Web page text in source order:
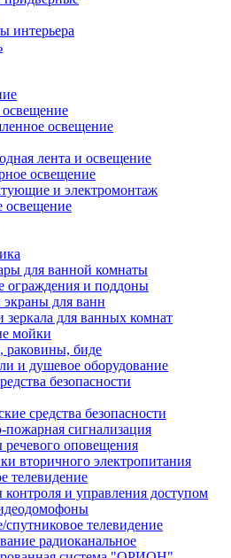
интерьера
освещение
лента и освещение
освещение
и электромонтаж
освещение
для ванной комнаты
ограждения и поддоны
для ванн
зеркала для ванных комнат
мойки
раковины, биде
и душевое оборудование
безопасности
средства безопасности
сигнализация
оповещения
вторичного электропитания
телевидение
и управления доступом
телевидение
радиоканальное